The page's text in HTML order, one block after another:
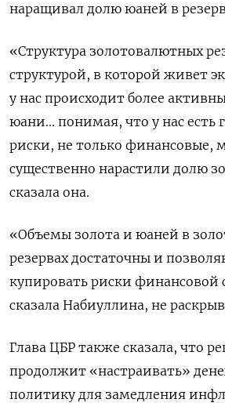
наращивал долю юаней в
«Структура золотовалютных
структурой, в которой живет
у нас происходит более
юани... понимая, что у нас есть
риски, не только финансовые,
существенно нарастили долю
сказала она.
«Объемы золота и юаней в
резервах достаточны и
купировать риски финансовой
сказала Набиуллина, не
Глава ЦБР также сказала, что
продолжит «настраивать»
политику для замедления